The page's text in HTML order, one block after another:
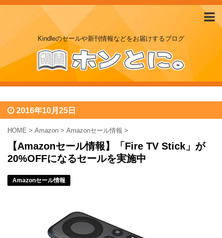
Kindleのセールや新刊情報などをお届けするブログ
2016年10月25日
HOME > Amazon > Amazonセール情報 >
【Amazonセール情報】「Fire TV Stick」が
20%OFFになるセールを実施中
Amazonセール情報